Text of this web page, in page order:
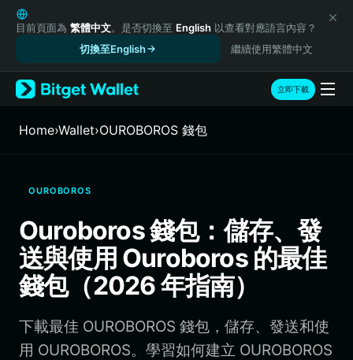
English
日本語
Русский
Español (Latinoamérica)
Türkçe
Italiano
繁體中文
Português (Portugal)
Bahasa Indonesia
ภาษาไทย
हिन्दी
Português (Brasil)
Español (Argentina)
目前頁面為 繁體中文。是否切換至 English 以查看對應語言內容？
切換至English
繼續使用繁體中文
立即下載
Home›Wallet›OUROBOROS 錢包
OUROBOROS
Ouroboros 錢包：儲存、發
送與使用 Ouroboros 的最佳
錢包（2026 年指南）
下載最佳 OUROBOROS 錢包，儲存、發送和使
用 OUROBOROS。學習如何建立 OUROBOROS